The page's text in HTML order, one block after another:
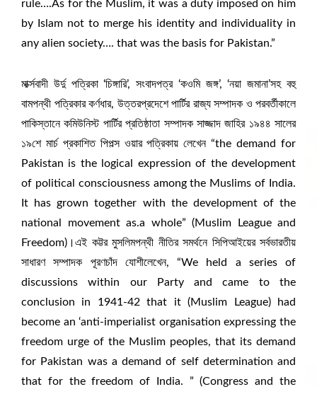
rule….As for the Muslim, it was a duty imposed on him
by Islam not to merge his identity and individuality in
any alien society…. that was the basis for Pakistan.”
মার্ক্সবাদী উর্দু পত্রিকা ‘চিঙ্গারি’, সংবাদপত্র ‘কওমি জঙ্গ’, ‘নয়া জমানা’সহ বহু
বামপন্থী পত্রিকার কর্ণধার, উত্তরপ্রদেশে পার্টির রাজ্য সম্পাদক ও পরবর্তীকালে
পাকিস্তানে কমিউনিস্ট পার্টির প্রতিষ্ঠাতা সম্পাদক সাজ্জাদ জাহির ১৯৪৪ সালের
১৯শে মার্চ প্রকাশিত পিপল্স ওয়ার পত্রিকায় লেখেন “the demand for
Pakistan is the logical expression of the development
of political consciousness among the Muslims of India.
It has grown together with the development of the
national movement as.a whole” (Muslim League and
Freedom)।এই কট্টর মুসলিমপন্থী নীতির সমর্থনে সিপিআইয়ের সর্বভারতীয়
সাধারণ সম্পাদক পূরণচাঁদ যোশীলেখেন, “We held a series of
discussions within our Party and came to the
conclusion in 1941-42 that it (Muslim League) had
become an ‘anti-imperialist organisation expressing the
freedom urge of the Muslim peoples, that its demand
for Pakistan was a demand of self determination and
that for the freedom of India. ” (Congress and the